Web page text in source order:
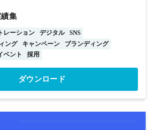
集
レーション デジタル
SNS
ング
キャンペーン
ブランディング
ベント 採用
ダウンロード